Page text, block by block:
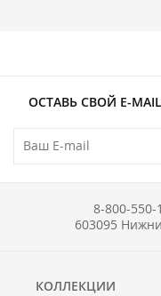
ОСТАВЬ СВОЙ E-
8-800-
603095
КОЛЛЕКЦИИ